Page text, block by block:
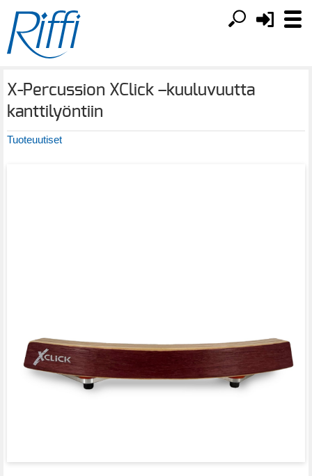
X-Percussion XClick –kuuluvuutta
kanttilyöntiin
Tuoteuutiset